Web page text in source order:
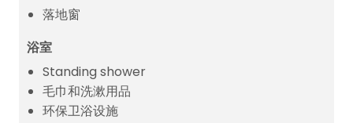
落地窗
浴室
Standing shower
毛巾和洗漱用品
环保卫浴设施